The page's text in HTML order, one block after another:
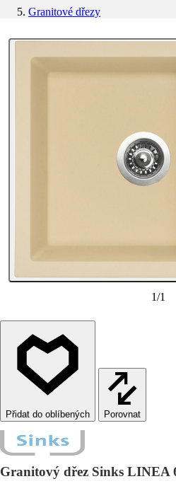
Granitové dřezy
1/1
Porovnat
Granitový dřez Sinks LINEA